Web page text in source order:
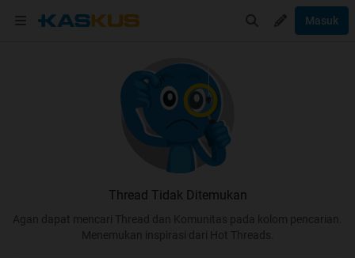
Masuk
Thread Tidak Ditemukan
Agan dapat mencari Thread dan Komunitas pada kolom pencarian.
Menemukan inspirasi dari Hot Threads.